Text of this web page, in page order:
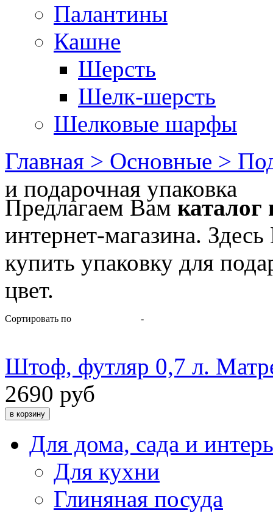
Палантины
Кашне
Шерсть
Шелк-шерсть
Шелковые шарфы
Главная > Основные >
и подарочная упаковка
Предлагаем Вам каталог
интернет-магазина.
купить упаковку для
цвет.
Сортировать по -
Штоф, футляр 0,7 л.
2690 руб
Для дома, сада и
Для кухни
Глиняная посуда